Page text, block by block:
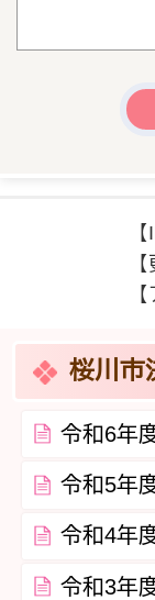
桜川市
令和6年
令和5年
令和4年
令和3年